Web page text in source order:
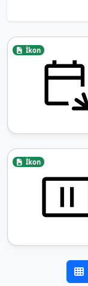
İkon
İkon